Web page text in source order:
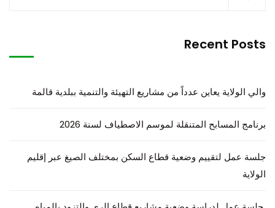
Recent Posts
والي الولاية يعاين عدداً من مشاريع التهيئة والتنمية ببلدية قالمة
برنامج المسابح المتنقلة لموسم الاصطياف لسنة 2026
جلسة عمل لتقييم وضعية قطاع السكن بمختلف الصيغ عبر إقليم
الولاية